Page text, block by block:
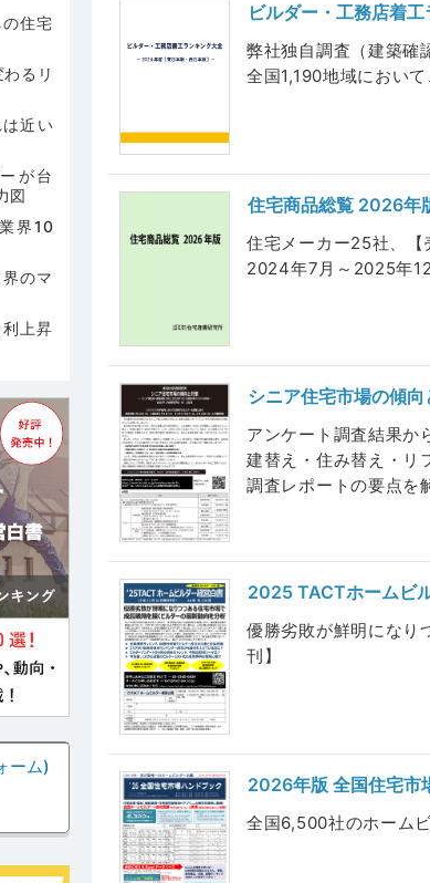
ビルダー・工務店着
弊社独自調査（建築確
全国1,190地域におい
住宅商品総覧 2026年
住宅メーカー25社、
2024年7月～2025年
シニア住宅市場の傾向
アンケート調査結果か
建替え・住み替え・リ
調査レポートの要点を
2025 TACTホームビ
優勝劣敗が鮮明になり
刊】
2026年版 全国住宅市
全国6,500社のホーム
住宅
るリ
近い
が台
図
界10
のマ
上昇
ーム)